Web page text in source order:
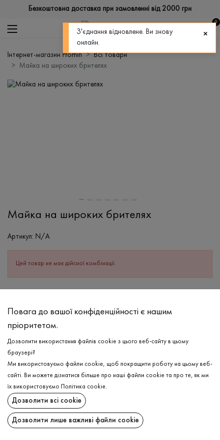
Безкоштовна доставка при замовленні від 2000 грн
0
Інтернет-магазин Promin
Всі товари
Майка на широких брителях
Майка на широких брителях
Артикул: N/A
Цей товар не має дійсної комбінації.
Бавовняна майка створена для Ваших комфортних базових
образів в сливовому кольорі . Має також в складі невелике
додавання еластану, що надає виробу здатність тягнутись, та
зручно лягати по тілу, не сковуючи рухів. У виробу глибокий
виріз в зоні декольте та круглий на спині, також є бретельки.
Має чудовий вигляд в комбінації з різним низом, як і зі
спортивними лосинами, так і з базовими шортами!
СКЛАД
Бавовна - 95%, Еластан - 5%
ДОСТАВКА
ПОВЕРНЕННЯ
Повага до вашої конфіденційності є нашим
пріоритетом.
Дозволити використання файлів cookie з цього веб-сайту в цьому
браузері?
Ми використовуємо файли cookie, щоб покращити роботу на цьому веб-
сайті. Ви можете дізнатися більше про наші файли cookie та про те, як ми
їх використовуємо
Політика cookie.
Дозволити всі cookie
Дозволити лише важливі файли cookie
З'єднання відновлене. Ви знову
онлайн.